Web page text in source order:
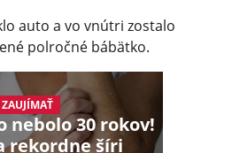
auto a vo vnútri zostalo
polročné bábätko.
nebolo 30 rokov!
rekordne šíri